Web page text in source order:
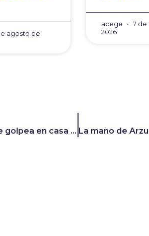
agosto de
acege
7 de
2026
Una jornada 25 redonda: el Recre golpea en casa y deja el liderato a dos puntos